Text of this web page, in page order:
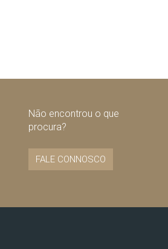
Não encontrou o que
procura?
FALE CONNOSCO